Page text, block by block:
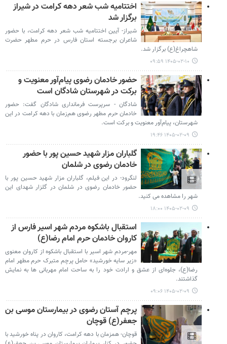
اختتامیه شب شعر دهه کرامت در شیراز
برگزار شد
شیراز- آیین اختتامیه شب شعر دهه کرامت، با حضور
شاعران برجسته استان فارس در حرم مطهر حضرت
شاهچراغ(ع) برگزار شد.
۱۴۰۵-۰۲-۱۰ ۰۹:۵۹
حضور خادمان رضوی پیام‌آور معنویت و
برکت در شهرستان شادگان است
شادگان - سرپرست فرمانداری شادگان گفت: حضور
خادمان حرم مطهر رضوی هم‌زمان با دهه کرامت در این
شهرستان، پیام‌آور معنویت و برکت است.
۱۴۰۵-۰۲-۰۹ ۱۹:۴۶
گلباران مزار شهید حسین پور با حضور
خادمان رضوی در شلمان
لنگرود- در این فیلم، گلباران مزار شهید حسین پور با
حضور خادمان رضوی در شلمان در گلزار شهدای این
شهر را مشاهده می کنید.
۱۴۰۵-۰۲-۰۹ ۱۸:۰۰
استقبال باشکوه مردم شهر اسیر فارس از
کاروان خادمان حرم امام رضا(ع)
مهر-مردم شهر اسیر با استقبال باشکوه از کاروان معنوی
«زیر سایه خورشید» حامل پرچم متبرک حرم مطهر امام
رضا(ع)، جلوه‌ای از عشق و ارادت خود را به ساحت امام مهربانی ها به نمایش
گذاشتند.
۱۴۰۵-۰۲-۰۹ ۰۹:۰۶
پرچم آستان رضوی در بیمارستان موسی بن
جعفر(ع) قوچان
قوچان- همزمان با دهه کرامت، کاروان در پناه خورشید با